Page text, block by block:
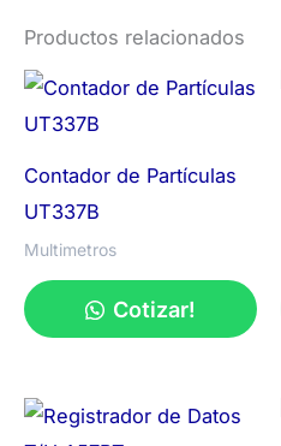
Productos relacionados
Contador de Partículas
UT337B
Multimetros
Cotizar!